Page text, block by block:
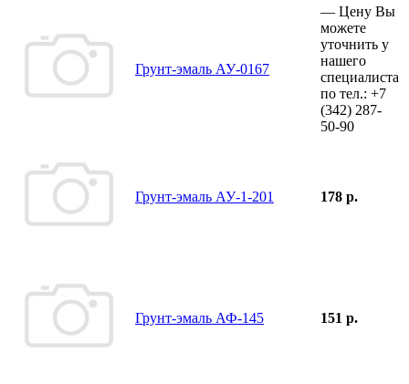
Грунт-эмаль АУ-0167
— Цену Вы
можете
уточнить у
нашего
специалиста
по тел.: +7
(342) 287-
50-90
Грунт-эмаль АУ-1-201 178 р.
Грунт-эмаль АФ-145 151 р.